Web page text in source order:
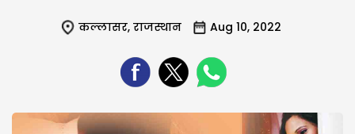
कल्लासर, राजस्थान Aug 10, 2022